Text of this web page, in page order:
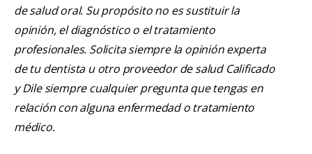
de salud oral. Su propósito no es sustituir la
opinión, el diagnóstico o el tratamiento
profesionales. Solicita siempre la opinión experta
de tu dentista u otro proveedor de salud Calificado
y Dile siempre cualquier pregunta que tengas en
relación con alguna enfermedad o tratamiento
médico.